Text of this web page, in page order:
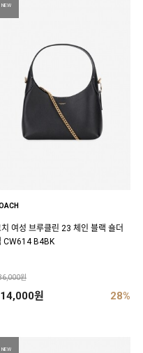
NEW
여성 브루클린 23 체인 블랙 숄더
CW614 B4BK
원
원 28%
NEW